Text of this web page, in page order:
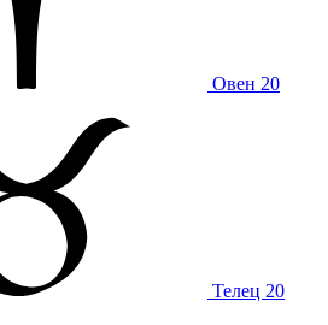
Овен 20
Телец 20